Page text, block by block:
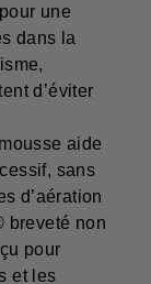
une
dans la
d’éviter
aide
sans
d’aération
breveté non
pour
et les